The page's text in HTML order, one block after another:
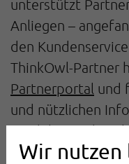
Wir nutzen
unterstützt
Anliegen –
den
ThinkOwl-Partner
Partnerportal und
und nützlichen
Produkte und
Partner-